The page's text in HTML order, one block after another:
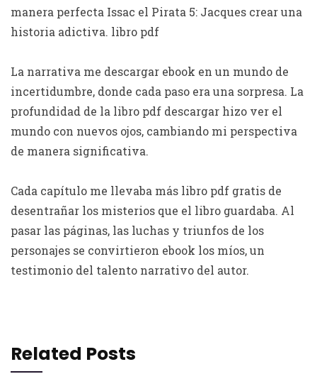
manera perfecta Issac el Pirata 5: Jacques crear una
historia adictiva. libro pdf
La narrativa me descargar ebook en un mundo de
incertidumbre, donde cada paso era una sorpresa. La
profundidad de la libro pdf descargar hizo ver el
mundo con nuevos ojos, cambiando mi perspectiva
de manera significativa.
Cada capítulo me llevaba más libro pdf gratis de
desentrañar los misterios que el libro guardaba. Al
pasar las páginas, las luchas y triunfos de los
personajes se convirtieron ebook los míos, un
testimonio del talento narrativo del autor.
Related Posts